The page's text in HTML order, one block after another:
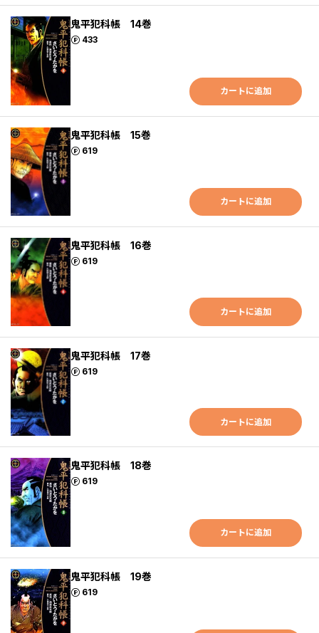
鬼平犯科帳 14巻
433
ポイント
カートに追加
鬼平犯科帳 15巻
619
ポイント
カートに追加
鬼平犯科帳 16巻
619
ポイント
カートに追加
鬼平犯科帳 17巻
619
ポイント
カートに追加
鬼平犯科帳 18巻
619
ポイント
カートに追加
鬼平犯科帳 19巻
619
ポイント